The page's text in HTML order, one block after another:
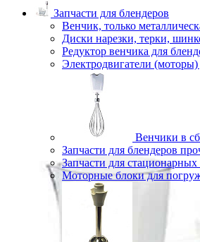
Запчасти для блендеров
Венчик, только
Диски нарезки, терки,
Редуктор венчика для
Электродвигатели (моторы)
Венчики в
Запчасти для блендеров
Запчасти для стационарных
Моторные блоки для